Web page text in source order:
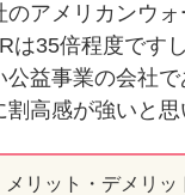
のアメリカンウ
は35倍程度です
公益事業の会社
高感が強いと思
メリット・デメリッ